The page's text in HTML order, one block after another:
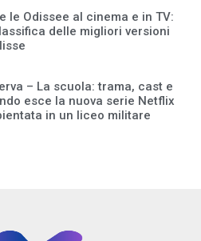
le Odissee al cinema e in TV:
delle migliori versioni
– La scuola: trama, cast e
esce la nuova serie Netflix
in un liceo militare